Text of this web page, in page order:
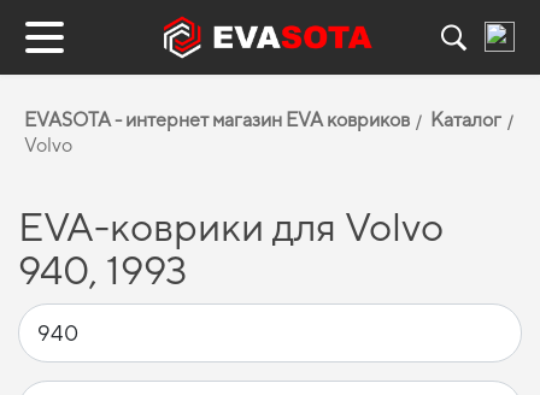
EVASOTA - интернет магазин EVA ковриков
Каталог
Volvo
EVA-коврики для Volvo
940, 1993